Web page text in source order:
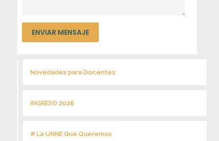
Novedades para Docentes
INGRESO 2026
# La UNNE Que Queremos